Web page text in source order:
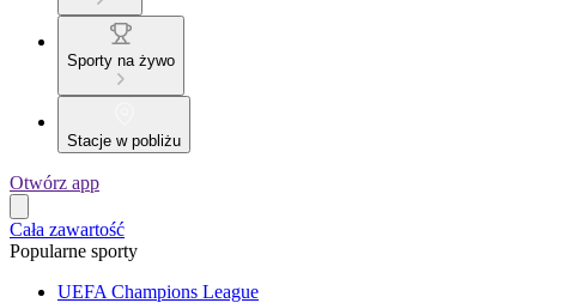
Sporty na żywo
Stacje w pobliżu
Otwórz app
Cała zawartość
Popularne sporty
UEFA Champions League